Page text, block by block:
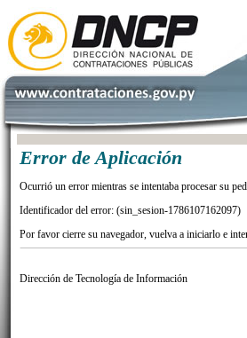
Error de Aplicación
Ocurrió un error mientras se intentaba procesar su
Identificador del error: (sin_sesion-1786107162097)
Por favor cierre su navegador, vuelva a iniciarlo e
Dirección de Tecnología de Información